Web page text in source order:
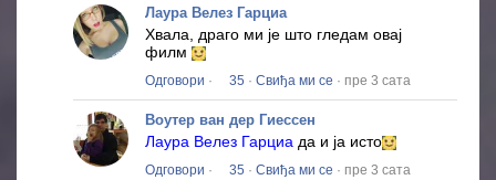
Лаура Велез Гарциа
Хвала, драго ми је што гледам овај
филм
Одговори · 35 · Свиђа ми се · пре 3 сата
Воутер ван дер Гиессен
Лаура Велез Гарциа да и ја исто
Одговори · 35 · Свиђа ми се · пре 3 сата